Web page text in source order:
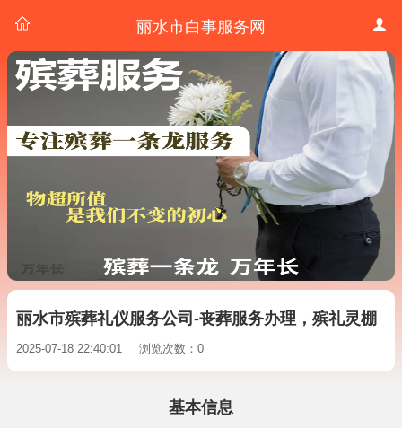
丽水市白事服务网
丽水市殡葬礼仪服务公司-丧葬服务办理，殡礼灵棚
2025-07-18 22:40:01 浏览次数：0
基本信息